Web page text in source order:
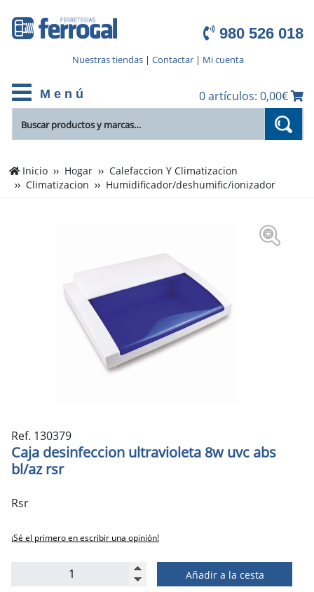
980 526 018
Nuestras tiendas| Contactar| Mi cuenta
M e n ú 0 artículos: 0,00€
Inicio Hogar
Calefaccion Y Climatizacion
Climatizacion
Humidificador/deshumific/ionizador
Ref. 130379
Caja desinfeccion ultravioleta 8w uvc abs
bl/az rsr
Rsr
¡Sé el primero en escribir una opinión!
Añadir a la cesta